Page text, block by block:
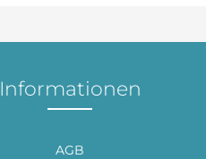
Informationen
AGB